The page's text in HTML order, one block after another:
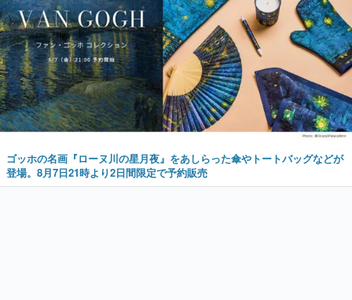
ゴッホの名画『ローヌ川の星月夜』をあしらった傘やトートバッグなどが
登場。8月7日21時より2日間限定で予約販売